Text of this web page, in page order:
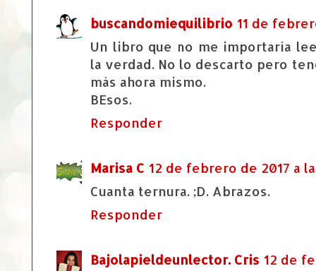
buscandomiequilibrio 11 de
Un libro que no me importaría
la verdad. No lo descarto pero
más ahora mismo.
BEsos.
Responder
Marisa C 12 de febrero de 2017 a
Cuanta ternura. ;D. Abrazos.
Responder
Bajolapieldeunlector. Cris 12 de